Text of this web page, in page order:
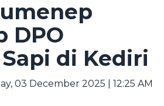
DPO
di Kediri
03 December 2025 | 12:25 AM